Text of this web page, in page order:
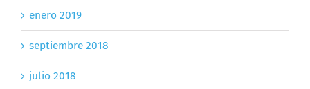
enero 2019
septiembre 2018
julio 2018